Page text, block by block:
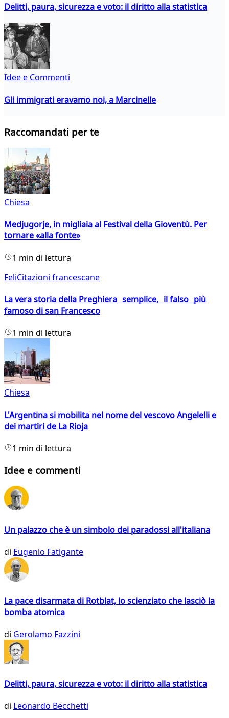
Delitti, paura, sicurezza e voto: il diritto alla statistica
Idee e Commenti
Gli immigrati eravamo noi, a Marcinelle
Raccomandati per te
Chiesa
Medjugorje, in migliaia al Festival della Gioventù. Per
tornare «alla fonte»
1 min di lettura
FeliCitazioni francescane
La vera storia della Preghiera semplice, il falso più
famoso di san Francesco
1 min di lettura
Chiesa
L'Argentina si mobilita nel nome del vescovo Angelelli e
dei martiri de La Rioja
1 min di lettura
Idee e commenti
Un palazzo che è un simbolo dei paradossi all'italiana
di Eugenio Fatigante
La pace disarmata di Rotblat, lo scienziato che lasciò la
bomba atomica
di Gerolamo Fazzini
Delitti, paura, sicurezza e voto: il diritto alla statistica
di Leonardo Becchetti